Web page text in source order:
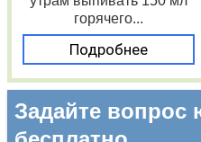
горячего...
Подробнее